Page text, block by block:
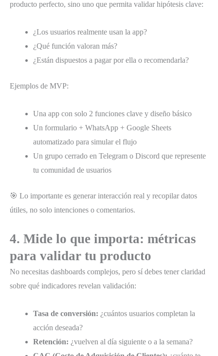
producto perfecto, sino uno que permita validar hipótesis clave:
¿Los usuarios realmente usan la app?
¿Qué función valoran más?
¿Están dispuestos a pagar por ella o recomendarla?
Ejemplos de MVP:
Una app con solo 2 funciones clave y diseño básico
Un formulario + WhatsApp + Google Sheets
automatizado para simular el flujo
Un grupo cerrado en Telegram o Discord que represente
tu comunidad de usuarios
🎯 Lo importante es generar interacción real y recopilar datos
útiles, no solo intenciones o comentarios.
4. Mide lo que importa: métricas
para validar tu producto
No necesitas dashboards complejos, pero sí debes tener claridad
sobre qué indicadores revelan validación:
Tasa de conversión: ¿cuántos usuarios completan la
acción deseada?
Retención: ¿vuelven al día siguiente o a la semana?